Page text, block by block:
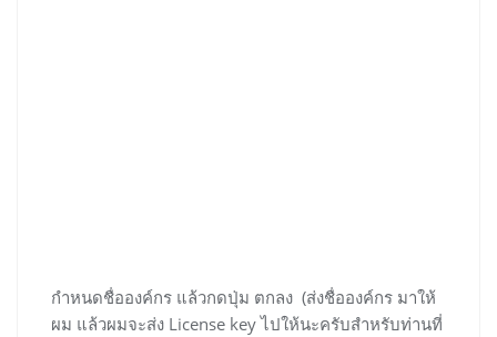
กำหนดชื่อองค์กร แล้วกดปุ่ม ตกลง (ส่งชื่อองค์กร มาให้
ผม แล้วผมจะส่ง License key ไปให้นะครับสำหรับท่านที่